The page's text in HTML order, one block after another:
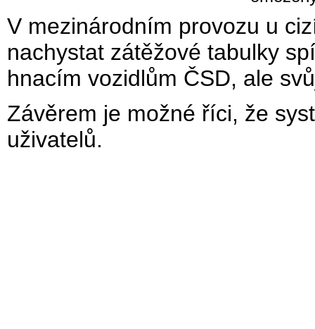
V mezinárodním provozu u
nachystat zátěžové tabulky
hnacím vozidlům ČSD, ale
Závěrem je možné říci, že
uživatelů.